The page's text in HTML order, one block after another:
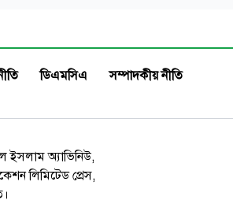
ডিএমসিএ সম্পাদকীয় নীতি
ইসলাম অ্যাভিনিউ,
লিমিটেড প্রেস,